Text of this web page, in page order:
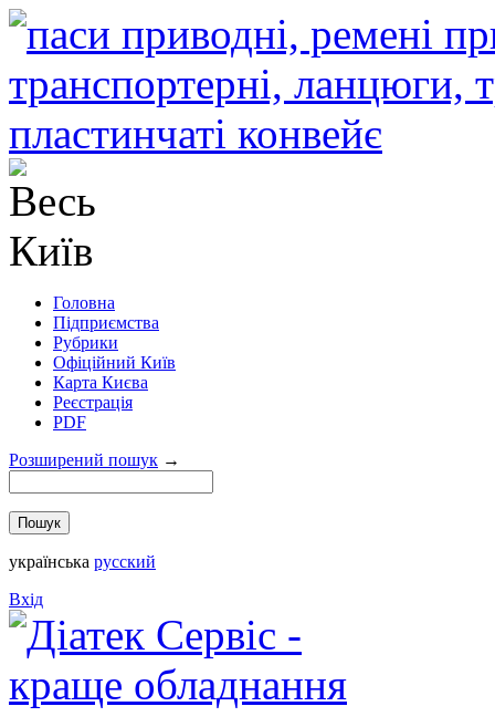
Головна
Підприємства
Рубрики
Офіційний Київ
Карта Києва
Реєстрація
PDF
Розширений пошук →
українська русский
Вхід